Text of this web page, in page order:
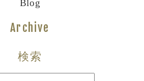
Blog
Archive
検索